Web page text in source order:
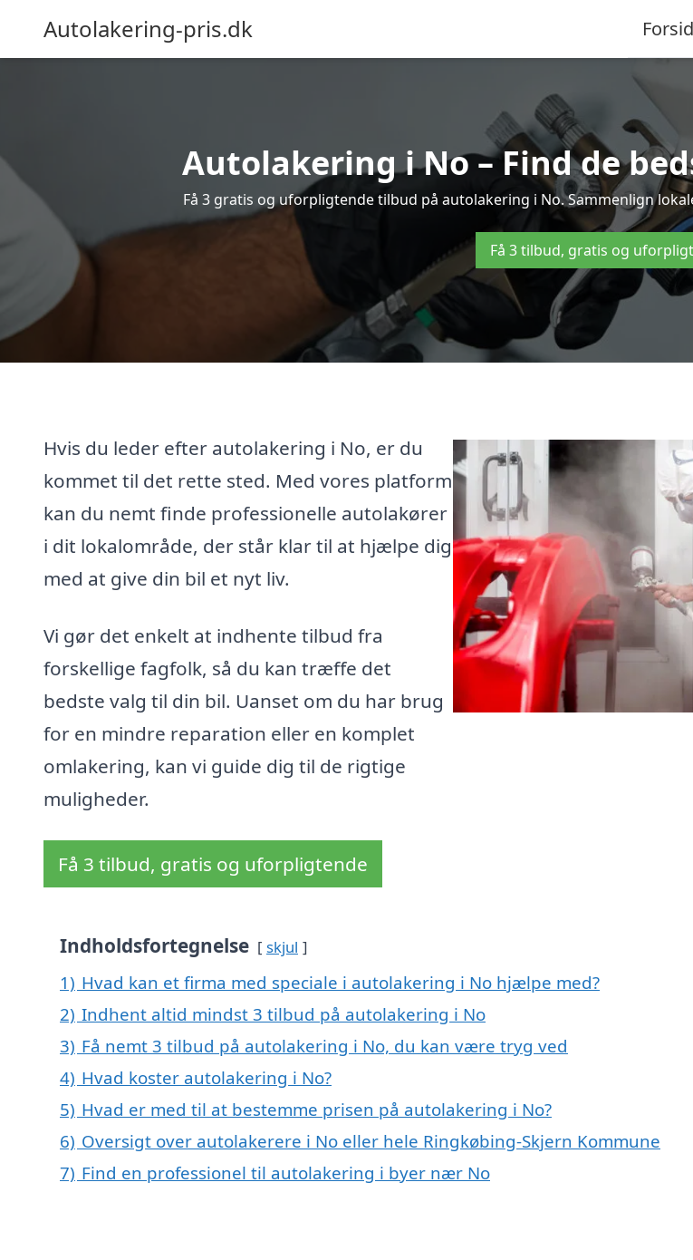
Autolakering-pris.dk
Autolakering i No – Find de
Få 3 gratis og uforpligtende tilbud på autolakering i No. Sammenlign
Få 3 tilbud, gratis og
Hvis du leder efter autolakering i No, er du
kommet til det rette sted. Med vores platform
kan du nemt finde professionelle autolakører
i dit lokalområde, der står klar til at hjælpe dig
med at give din bil et nyt liv.
Vi gør det enkelt at indhente tilbud fra
forskellige fagfolk, så du kan træffe det
bedste valg til din bil. Uanset om du har brug
for en mindre reparation eller en komplet
omlakering, kan vi guide dig til de rigtige
muligheder.
Få 3 tilbud, gratis og uforpligtende
Indholdsfortegnelse skjul
1) Hvad kan et firma med speciale i autolakering i No hjælpe med?
2) Indhent altid mindst 3 tilbud på autolakering i No
3) Få nemt 3 tilbud på autolakering i No, du kan være tryg ved
4) Hvad koster autolakering i No?
5) Hvad er med til at bestemme prisen på autolakering i No?
6) Oversigt over autolakerere i No eller hele Ringkøbing-Skjern Kommune
7) Find en professionel til autolakering i byer nær No